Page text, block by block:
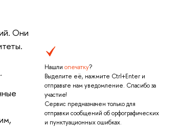
Нашли опечатку?
Выделите её, нажмите Ctrl+Enter и
отправьте нам уведомление. Спасибо за
участие!
Сервис предназначен только для
отправки сообщений об орфографических
и пунктуационных ошибках.
Они